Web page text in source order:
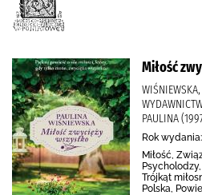
Miłość
PAULINA
Rok wydania:
Miłość,
Trójkąt
Polska,